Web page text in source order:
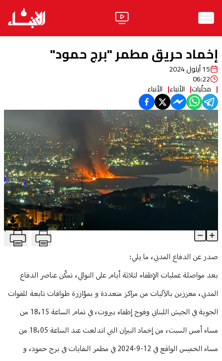
الأخبار
منوعات
آراء
فيديو
مواقف
وليد جنبلاطالحزب
ابحث
إخماد حريق مطمر "برج حمود"
15 أيلول 2024
06:22
محلّيات الأنباء الأنباء
إخماد حريق مطمر "برج حمود" T
Article Content
صدر عن الدفاع المدني، ما يلي:
بعد مواصلة عمليات الإطفاء لثلاثة أيام على التوالي، تمكّن عناصر الدفاع
المدني، معززين بالآليات من مراكز متعددة و بمؤازرة طوافات تابعة للقوات
الجوية في الجيش اللبناني وفوج إطفاء بيروت، في تمام الساعة 18،15 من
مساء أمس السبت، من إخماد النيران التي اندلعت عند الساعة 18،05 من
مساء الخميس الواقع في 12-9-2024 في مطمر النفايات في برج حمود، و